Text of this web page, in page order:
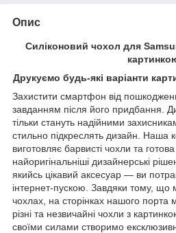
Опис
Силіконовий чохол для
Друкуємо будь-які варіанти
Захистити смартфон від
завданням після його придбання.
тільки стануть надійними
стильно підкреслять дизайн. Наша
виготовляє барвисті чохли та
найоригінальніші дизайнерські
якийсь цікавий аксесуар — ви
інтернет-пускою. Завдяки тому, що
чохлах, на сторінках нашого порта
різні та незвичайні чохли з
своїми силами створимо